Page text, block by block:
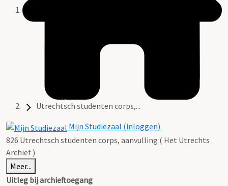
Utrechtsch studenten corps,...
Mijn Studiezaal (inloggen)
826 Utrechtsch studenten corps, aanvulling ( Het Utrechts
Archief )
Meer...
Uitleg bij archieftoegang